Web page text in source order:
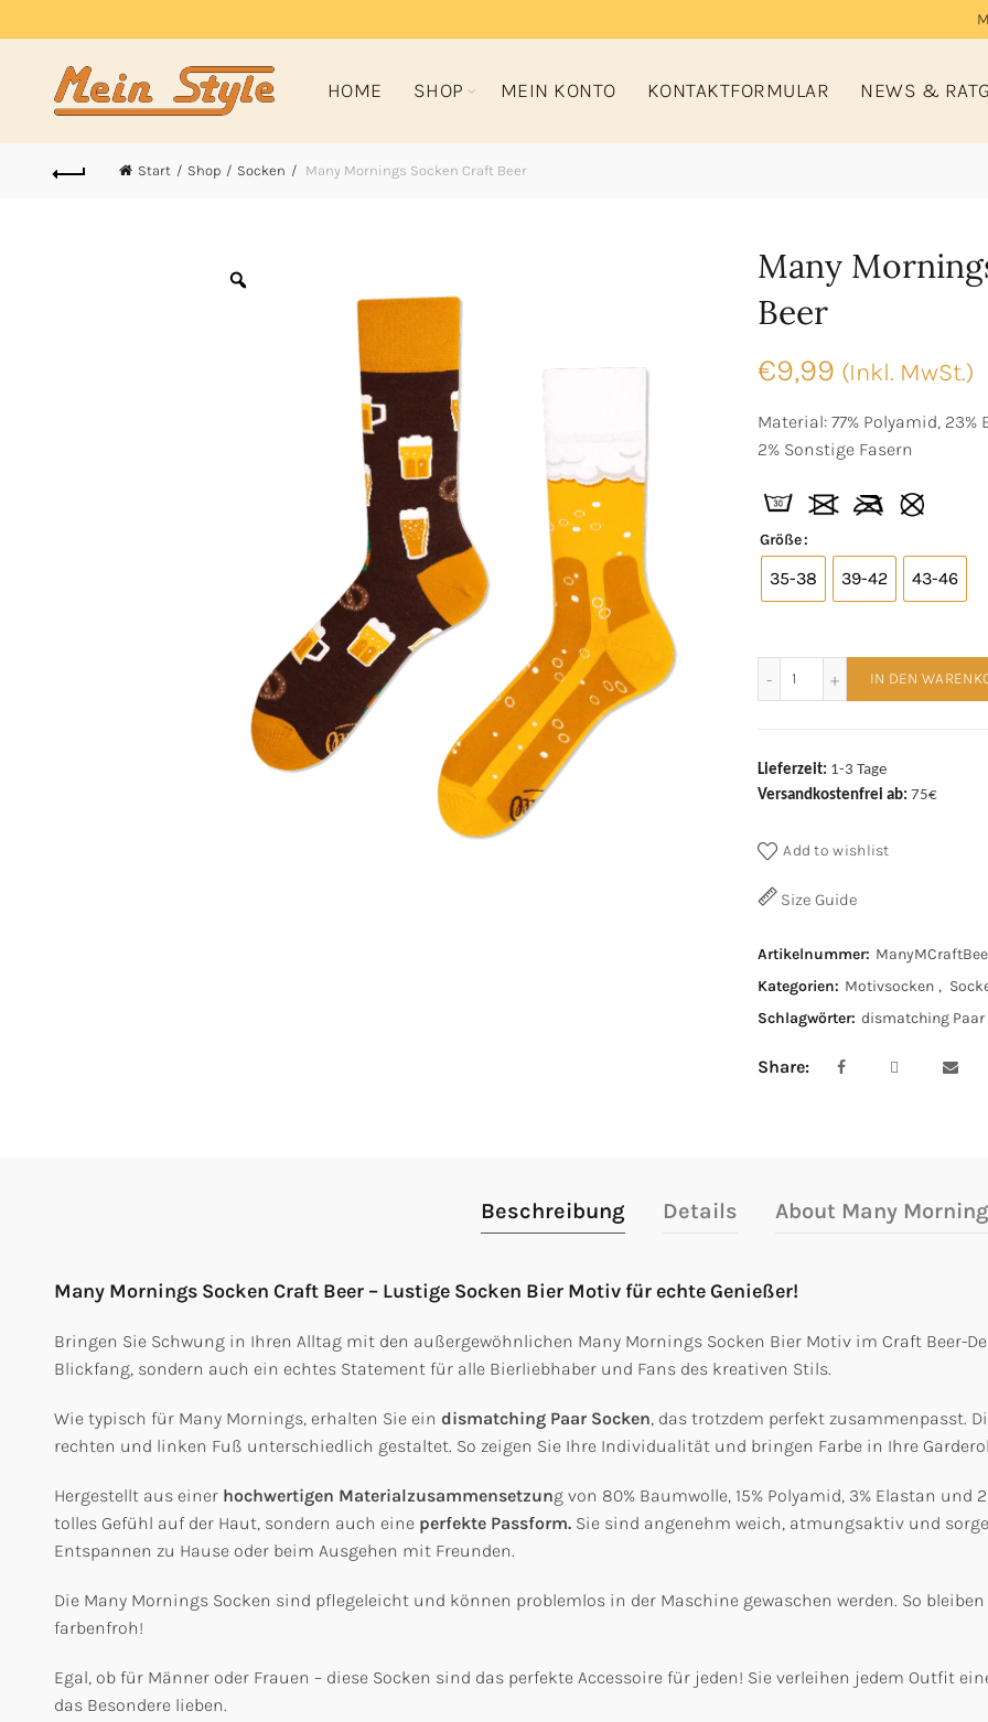
HOME SHOP MEIN KONTO KONTAKTFORMULAR NEWS &
Start Shop Socken Many Mornings Socken Craft Beer
Many
Beer
€9,99 (Inkl. MwSt.)
Material: 77% Polyamid, 23%
2% Sonstige Fasern
Größe
35-38 39-42 43-46
IN DEN
Lieferzeit: 1-3 Tage
Versandkostenfrei ab: 75€
Add to wishlist
Size Guide
Artikelnummer:
Kategorien: Motivsocken ,
Schlagwörter: dismatching Paar
Share
Beschreibung Details About Many
Many Mornings Socken Craft Beer – Lustige Socken Bier Motiv für echte Genießer!
Bringen Sie Schwung in Ihren Alltag mit den außergewöhnlichen Many Mornings Socken Bier Motiv im Craft Beer-
Blickfang, sondern auch ein echtes Statement für alle Bierliebhaber und Fans des kreativen Stils.
Wie typisch für Many Mornings, erhalten Sie ein dismatching Paar Socken, das trotzdem perfekt zusammenpasst.
rechten und linken Fuß unterschiedlich gestaltet. So zeigen Sie Ihre Individualität und bringen Farbe in Ihre
Hergestellt aus einer hochwertigen Materialzusammensetzung von 80% Baumwolle, 15% Polyamid, 3% Elastan
tolles Gefühl auf der Haut, sondern auch eine perfekte Passform.Sie sind angenehm weich, atmungsaktiv und
Entspannen zu Hause oder beim Ausgehen mit Freunden.
Die Many Mornings Socken sind pflegeleicht und können problemlos in der Maschine gewaschen werden. So
farbenfroh!
Egal, ob für Männer oder Frauen – diese Socken sind das perfekte Accessoire für jeden! Sie verleihen jedem Outfit
das Besondere lieben.